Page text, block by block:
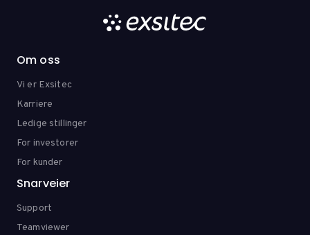
Om oss
Vi er Exsitec
Karriere
Ledige stillinger
For investorer
For kunder
Snarveier
Support
Teamviewer